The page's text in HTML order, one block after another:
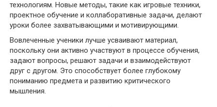
технологиям. Новые методы, такие как игровые техники,
проектное обучение и коллаборативные задачи, делают
уроки более захватывающими и мотивирующими.
Вовлеченные ученики лучше усваивают материал,
поскольку они активно участвуют в процессе обучения,
задают вопросы, решают задачи и взаимодействуют
друг с другом. Это способствует более глубокому
пониманию предмета и развитию критического
мышления.